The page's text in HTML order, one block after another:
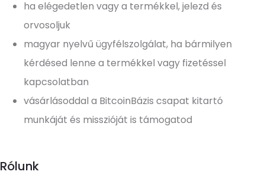
ha elégedetlen vagy a termékkel, jelezd és
orvosoljuk
magyar nyelvű ügyfélszolgálat, ha bármilyen
kérdésed lenne a termékkel vagy fizetéssel
kapcsolatban
vásárlásoddal a BitcoinBázis csapat kitartó
munkáját és misszióját is támogatod
Rólunk